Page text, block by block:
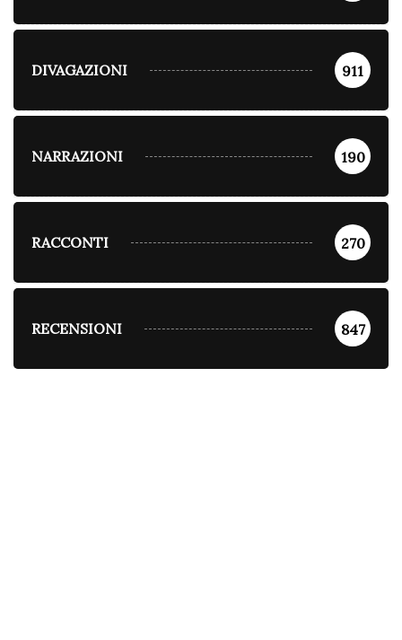
DIVAGAZIONI 911
NARRAZIONI 190
RACCONTI 270
RECENSIONI 847